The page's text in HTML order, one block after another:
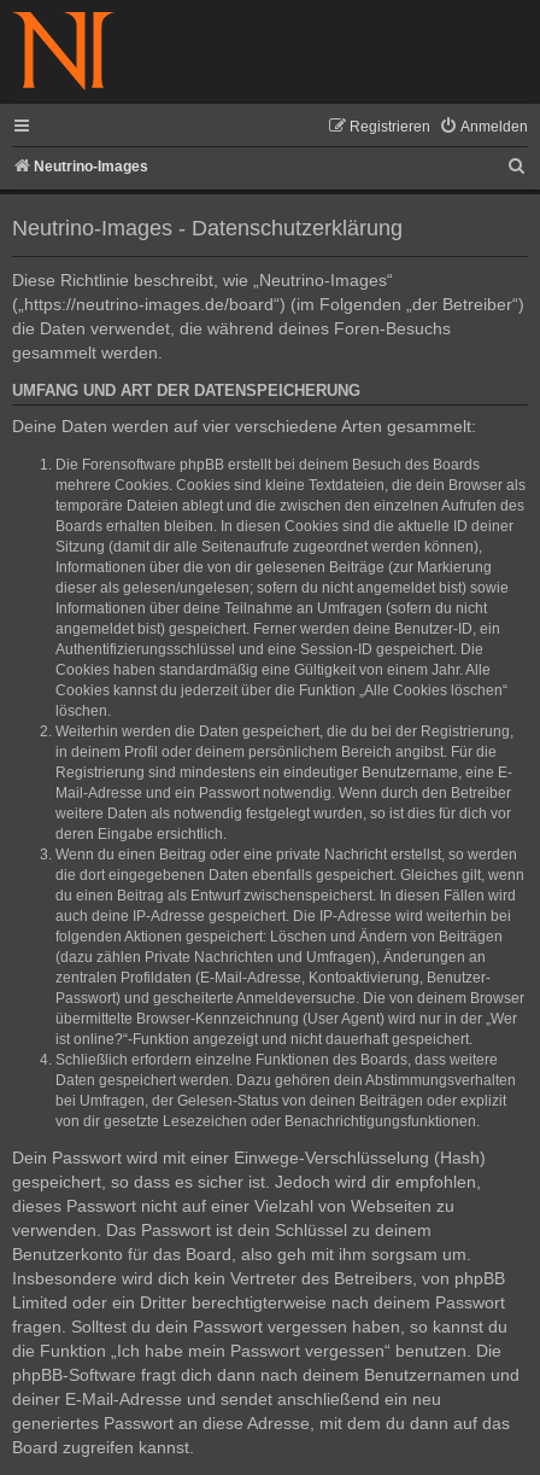
Anmelden
Registrieren
Neutrino-Images
u
Neutrino-Images - Datenschutzerklärung
Diese Richtlinie beschreibt, wie „Neutrino-Images“
(„https://neutrino-images.de/board“) (im Folgenden „der Betreiber“)
die Daten verwendet, die während deines Foren-Besuchs
gesammelt werden.
UMFANG UND ART DER DATENSPEICHERUNG
Deine Daten werden auf vier verschiedene Arten gesammelt:
Die Forensoftware phpBB erstellt bei deinem Besuch des Boards
mehrere Cookies. Cookies sind kleine Textdateien, die dein Browser als
temporäre Dateien ablegt und die zwischen den einzelnen Aufrufen des
Boards erhalten bleiben. In diesen Cookies sind die aktuelle ID deiner
Sitzung (damit dir alle Seitenaufrufe zugeordnet werden können),
Informationen über die von dir gelesenen Beiträge (zur Markierung
dieser als gelesen/ungelesen; sofern du nicht angemeldet bist) sowie
Informationen über deine Teilnahme an Umfragen (sofern du nicht
angemeldet bist) gespeichert. Ferner werden deine Benutzer-ID, ein
Authentifizierungsschlüssel und eine Session-ID gespeichert. Die
Cookies haben standardmäßig eine Gültigkeit von einem Jahr. Alle
Cookies kannst du jederzeit über die Funktion „Alle Cookies löschen“
löschen.
Weiterhin werden die Daten gespeichert, die du bei der Registrierung,
in deinem Profil oder deinem persönlichem Bereich angibst. Für die
Registrierung sind mindestens ein eindeutiger Benutzername, eine E-
Mail-Adresse und ein Passwort notwendig. Wenn durch den Betreiber
weitere Daten als notwendig festgelegt wurden, so ist dies für dich vor
deren Eingabe ersichtlich.
Wenn du einen Beitrag oder eine private Nachricht erstellst, so werden
die dort eingegebenen Daten ebenfalls gespeichert. Gleiches gilt, wenn
du einen Beitrag als Entwurf zwischenspeicherst. In diesen Fällen wird
auch deine IP-Adresse gespeichert. Die IP-Adresse wird weiterhin bei
folgenden Aktionen gespeichert: Löschen und Ändern von Beiträgen
(dazu zählen Private Nachrichten und Umfragen), Änderungen an
zentralen Profildaten (E-Mail-Adresse, Kontoaktivierung, Benutzer-
Passwort) und gescheiterte Anmeldeversuche. Die von deinem Browser
übermittelte Browser-Kennzeichnung (User Agent) wird nur in der „Wer
ist online?“-Funktion angezeigt und nicht dauerhaft gespeichert.
Schließlich erfordern einzelne Funktionen des Boards, dass weitere
Daten gespeichert werden. Dazu gehören dein Abstimmungsverhalten
bei Umfragen, der Gelesen-Status von deinen Beiträgen oder explizit
von dir gesetzte Lesezeichen oder Benachrichtigungsfunktionen.
Dein Passwort wird mit einer Einwege-Verschlüsselung (Hash)
gespeichert, so dass es sicher ist. Jedoch wird dir empfohlen,
dieses Passwort nicht auf einer Vielzahl von Webseiten zu
verwenden. Das Passwort ist dein Schlüssel zu deinem
Benutzerkonto für das Board, also geh mit ihm sorgsam um.
Insbesondere wird dich kein Vertreter des Betreibers, von phpBB
Limited oder ein Dritter berechtigterweise nach deinem Passwort
fragen. Solltest du dein Passwort vergessen haben, so kannst du
die Funktion „Ich habe mein Passwort vergessen“ benutzen. Die
phpBB-Software fragt dich dann nach deinem Benutzernamen und
deiner E-Mail-Adresse und sendet anschließend ein neu
generiertes Passwort an diese Adresse, mit dem du dann auf das
Board zugreifen kannst.